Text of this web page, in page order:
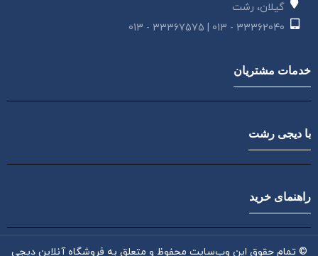
گیلان، رشت
33362040 - 013 | 33367575 - 013
خدمات مشتریان
با دیجی رشت
راهنمای خرید
© تمام حقوق این وب‌سایت محفوظ و متعلق به فروشگاه آنلاین دیجی